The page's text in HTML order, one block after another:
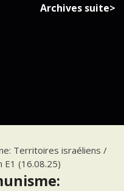
Archives suite>
Territoires israéliens /
E1 (16.08.25)